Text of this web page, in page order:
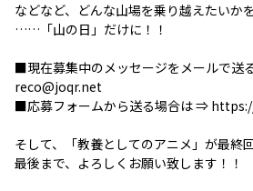
などなど、どんな山場を乗り越えたいか
……「山の日」だけに！！
■現在募集中のメッセージをメールで送
reco@joqr.net
■応募フォームから送る場合は ⇒
そして、「教養としてのアニメ」が最終
最後まで、よろしくお願い致します！！